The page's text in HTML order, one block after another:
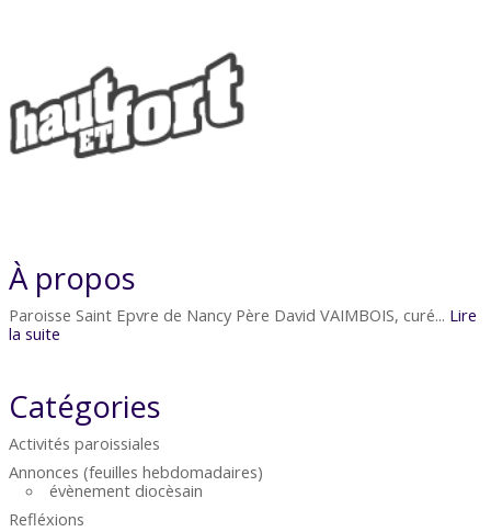
À propos
Paroisse Saint Epvre de Nancy Père David VAIMBOIS, curé... Lire
la suite
Catégories
Activités paroissiales
Annonces (feuilles hebdomadaires)
évènement diocèsain
Refléxions